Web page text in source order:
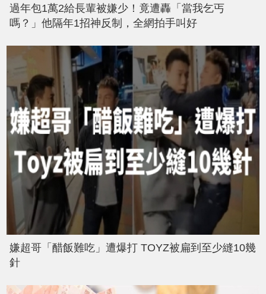
過年包1萬2給長輩被嫌少！竟遭轟「當我乞丐
嗎？」他隔年1招神反制，全網拍手叫好
嫌超哥「醋飯難吃」遭爆打 TOYZ被扁到至少縫10幾
針